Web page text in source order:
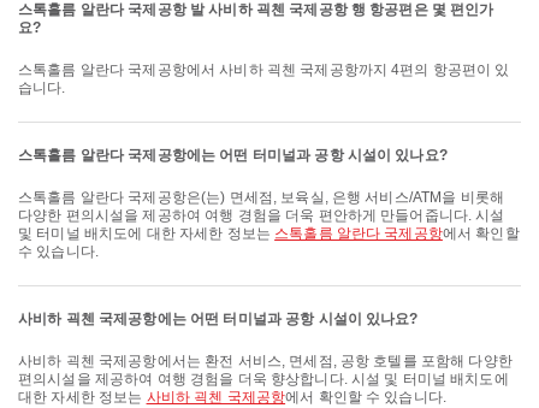
스톡홀름 알란다 국제공항 발 사비하 괵첸 국제공항 행 항공편은 몇 편인가
요?
스톡홀름 알란다 국제공항에서 사비하 괵첸 국제공항까지 4편의 항공편이 있
습니다.
스톡홀름 알란다 국제공항에는 어떤 터미널과 공항 시설이 있나요?
스톡홀름 알란다 국제공항은(는) 면세점, 보육실, 은행 서비스/ATM을 비롯해
다양한 편의시설을 제공하여 여행 경험을 더욱 편안하게 만들어줍니다. 시설
및 터미널 배치도에 대한 자세한 정보는 스톡홀름 알란다 국제공항에서 확인할
수 있습니다.
사비하 괵첸 국제공항에는 어떤 터미널과 공항 시설이 있나요?
사비하 괵첸 국제공항에서는 환전 서비스, 면세점, 공항 호텔를 포함해 다양한
편의시설을 제공하여 여행 경험을 더욱 향상합니다. 시설 및 터미널 배치도에
대한 자세한 정보는 사비하 괵첸 국제공항에서 확인할 수 있습니다.